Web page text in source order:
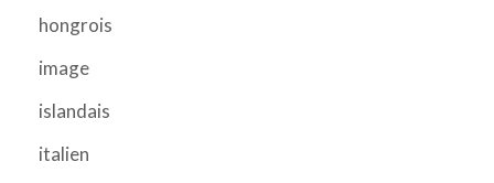
hongrois
image
islandais
italien